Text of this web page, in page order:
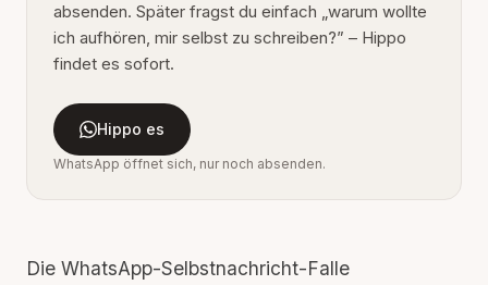
absenden. Später fragst du einfach „warum wollte
ich aufhören, mir selbst zu schreiben?” – Hippo
findet es sofort.
Hippo es
WhatsApp öffnet sich, nur noch absenden.
Die WhatsApp-Selbstnachricht-Falle